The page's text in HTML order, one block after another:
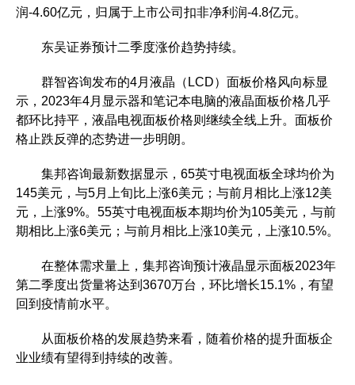
润-4.60亿元，归属于上市公司扣非净利润-4.8亿元。
东吴证券预计二季度涨价趋势持续。
群智咨询发布的4月液晶（LCD）面板价格风向标显
示，2023年4月显示器和笔记本电脑的液晶面板价格几乎
都环比持平，液晶电视面板价格则继续全线上升。面板价
格止跌反弹的态势进一步明朗。
集邦咨询最新数据显示，65英寸电视面板全球均价为
145美元，与5月上旬比上涨6美元；与前月相比上涨12美
元，上涨9%。55英寸电视面板本期均价为105美元，与前
期相比上涨6美元；与前月相比上涨10美元，上涨10.5%。
在整体需求量上，集邦咨询预计液晶显示面板2023年
第二季度出货量将达到3670万台，环比增长15.1%，有望
回到疫情前水平。
从面板价格的发展趋势来看，随着价格的提升面板企
业业绩有望得到持续的改善。